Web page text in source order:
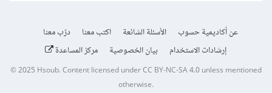
عن أكاديمية حسوب الأسئلة الشائعة اكتب معنا
درّب معنا
إرشادات الاستخدام
بيان الخصوصية مركز المساعدة
© 2025Hsoub.Content licensed underCC BY-NC-SA 4.0unless mentioned
otherwise.